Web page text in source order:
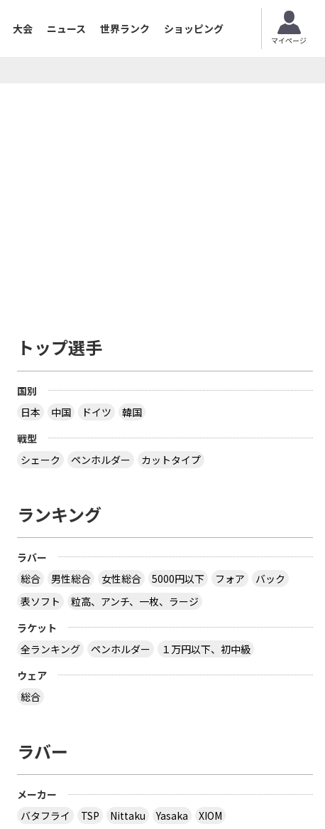
大会 ニュース 世界ランク ショッピング
マイページ
トップ選手
国別
日本
中国 ドイツ
韓国
戦型
シェーク
ペンホルダー カットタイプ
ランキング
ラバー
総合
男性総合 女性総合 5000円以下 フォア
バック
表ソフト
粒高、アンチ、一枚、ラージ
ラケット
全ランキング
ペンホルダー
１万円以下、初中級
ウェア
総合
ラバー
メーカー
バタフライ
TSP Nittaku Yasaka
XIOM